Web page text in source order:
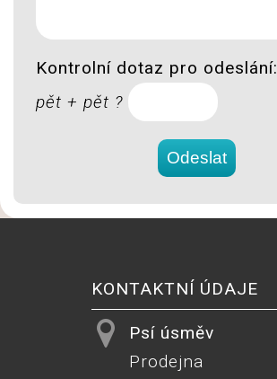
Kontrolní dotaz pro odeslání:
pět + pět ?
KONTAKTNÍ ÚDAJE
Psí úsměv
Prodejna